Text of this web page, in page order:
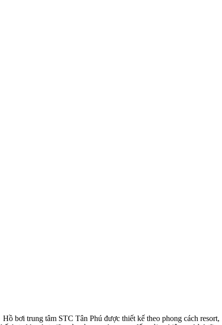
Hồ bơi trung tâm STC Tân Phú được thiết kế theo phong cách resort,